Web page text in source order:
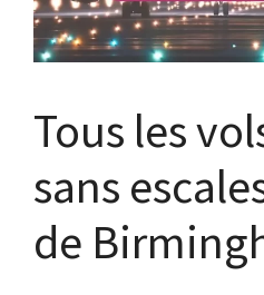
Tous les
sans
de